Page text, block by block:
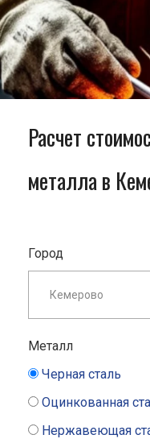
Расчет
металла в
Город
Металл
Черная сталь
Оцинкованная
Нержавеющая